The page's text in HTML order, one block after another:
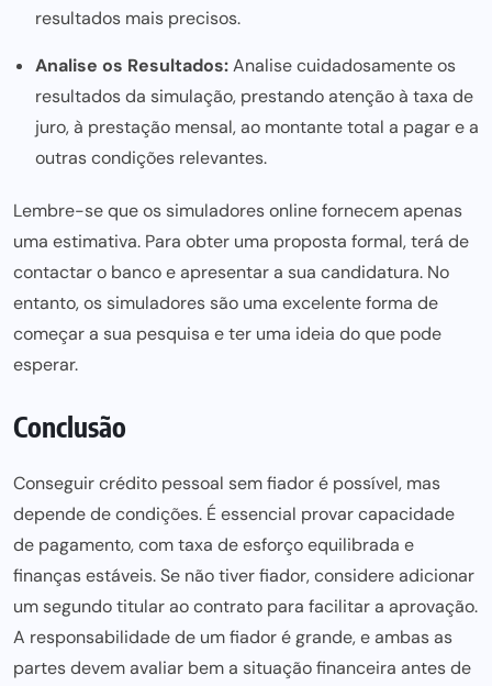
resultados mais precisos.
Analise os Resultados:Analise cuidadosamente os
resultados da simulação, prestando atenção à taxa de
juro, à prestação mensal, ao montante total a pagar e a
outras condições relevantes.
Lembre-se que os simuladores online fornecem apenas
uma estimativa. Para obter uma proposta formal, terá de
contactar o banco e apresentar a sua candidatura. No
entanto, os simuladores são uma excelente forma de
começar a sua pesquisa e ter uma ideia do que pode
esperar.
Conclusão
Conseguir crédito pessoal sem fiador é possível, mas
depende de condições. É essencial provar capacidade
de pagamento, com taxa de esforço equilibrada e
finanças estáveis. Se não tiver fiador, considere adicionar
um segundo titular ao contrato para facilitar a aprovação.
A responsabilidade de um fiador é grande, e ambas as
partes devem avaliar bem a situação financeira antes de